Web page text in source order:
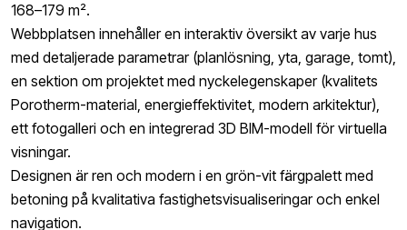
168–179 m².
Webbplatsen innehåller en interaktiv översikt av varje hus
med detaljerade parametrar (planlösning, yta, garage, tomt),
en sektion om projektet med nyckelegenskaper (kvalitets
Porotherm-material, energieffektivitet, modern arkitektur),
ett fotogalleri och en integrerad 3D BIM-modell för virtuella
visningar.
Designen är ren och modern i en grön-vit färgpalett med
betoning på kvalitativa fastighetsvisualiseringar och enkel
navigation.